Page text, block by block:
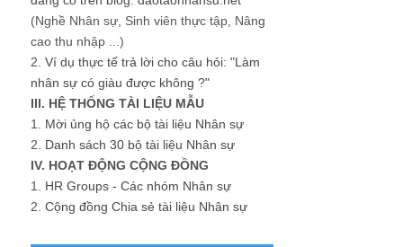
(Nghề Nhân sự, Sinh viên thực tập, Nâng
cao thu nhập ...)
2. Ví dụ thực tế trả lời cho câu hỏi: "Làm
nhân sự có giàu được không ?"
III. HỆ THỐNG TÀI LIỆU MẪU
1. Mời ủng hộ các bộ tài liệu Nhân sự
2. Danh sách 30 bộ tài liệu Nhân sự
IV. HOẠT ĐỘNG CỘNG ĐỒNG
1. HR Groups - Các nhóm Nhân sự
2. Cộng đồng Chia sẻ tài liệu Nhân sự